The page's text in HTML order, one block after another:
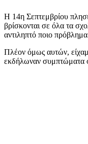
Η 14η Σεπτεμβρίου
βρίσκονται σε όλα τα
αντιληπτό ποιο
Πλέον όμως αυτών,
εκδήλωναν συμπτώματα